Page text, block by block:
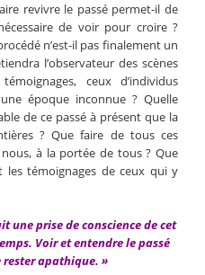
revivre le passé permet-il de
de voir pour croire ?
n’est-il pas finalement un
l’observateur des scènes
ceux d’individus
époque inconnue ? Quelle
de ce passé à présent que la
? Que faire de tous ces
à la portée de tous ? Que
témoignages de ceux qui y
une prise de conscience de cet
Voir et entendre le passé
apathique. »